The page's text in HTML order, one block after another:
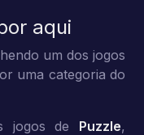
aqui
um dos jogos
uma categoria do
jogos de Puzzle,